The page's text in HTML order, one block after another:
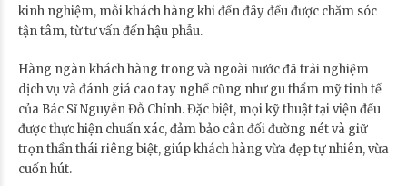
kinh nghiệm, mỗi khách hàng khi đến đây đều được chăm sóc
tận tâm, từ tư vấn đến hậu phẫu.
Hàng ngàn khách hàng trong và ngoài nước đã trải nghiệm
dịch vụ và đánh giá cao tay nghề cũng như gu thẩm mỹ tinh tế
của Bác Sĩ Nguyễn Đỗ Chỉnh. Đặc biệt, mọi kỹ thuật tại viện đều
được thực hiện chuẩn xác, đảm bảo cân đối đường nét và giữ
trọn thần thái riêng biệt, giúp khách hàng vừa đẹp tự nhiên, vừa
cuốn hút.